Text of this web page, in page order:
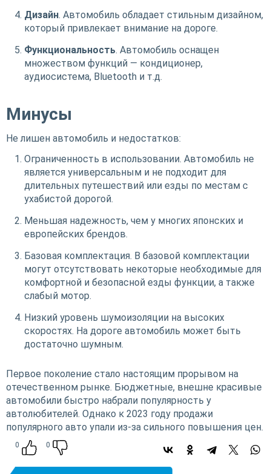
Дизайн. Автомобиль обладает стильным дизайном,
который привлекает внимание на дороге.
Функциональность. Автомобиль оснащен
множеством функций — кондиционер,
аудиосистема, Bluetooth и т.д.
Минусы
Не лишен автомобиль и недостатков:
Ограниченность в использовании. Автомобиль не
является универсальным и не подходит для
длительных путешествий или езды по местам с
ухабистой дорогой.
Меньшая надежность, чем у многих японских и
европейских брендов.
Базовая комплектация. В базовой комплектации
могут отсутствовать некоторые необходимые для
комфортной и безопасной езды функции, а также
слабый мотор.
Низкий уровень шумоизоляции на высоких
скоростях. На дороге автомобиль может быть
достаточно шумным.
Первое поколение стало настоящим прорывом на
отечественном рынке. Бюджетные, внешне красивые
автомобили быстро набрали популярность у
автолюбителей. Однако к 2023 году продажи
популярного авто упали из-за сильного повышения цен.
0 0